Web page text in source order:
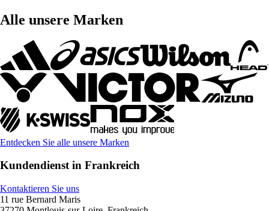
Alle unsere Marken
Entdecken Sie alle unsere Marken
Kundendienst in Frankreich
Kontaktieren Sie uns
11 rue Bernard Maris